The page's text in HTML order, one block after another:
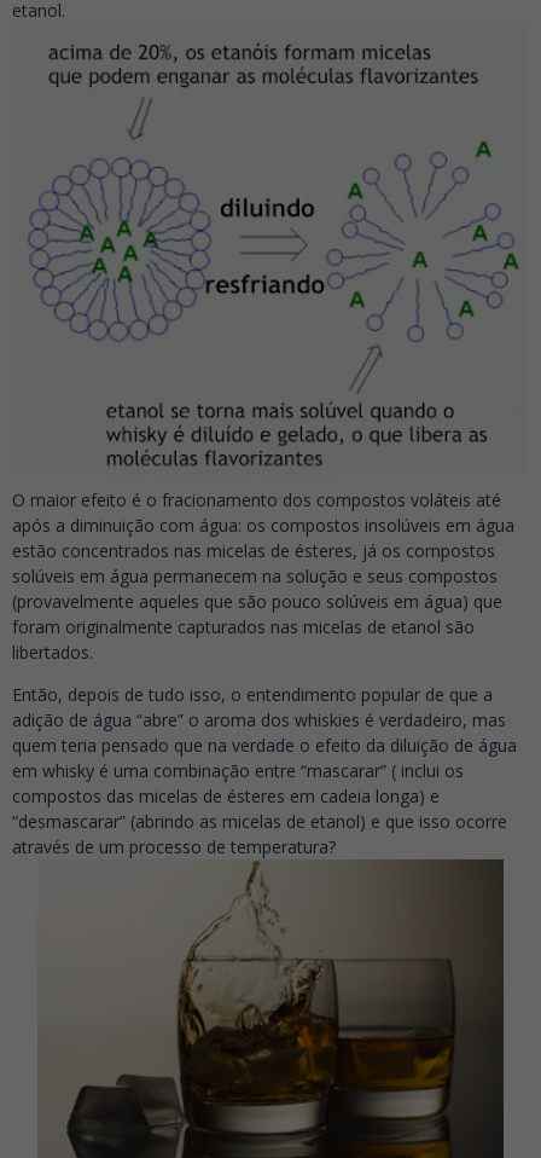
etanol.
O maior efeito é o fracionamento dos compostos voláteis até
após a diminuição com água: os compostos insolúveis em água
estão concentrados nas micelas de ésteres, já os compostos
solúveis em água permanecem na solução e seus compostos
(provavelmente aqueles que são pouco solúveis em água) que
foram originalmente capturados nas micelas de etanol são
libertados.
Então, depois de tudo isso, o entendimento popular de que a
adição de água “abre” o aroma dos whiskies é verdadeiro, mas
quem teria pensado que na verdade o efeito da diluição de água
em whisky é uma combinação entre “mascarar” ( inclui os
compostos das micelas de ésteres em cadeia longa) e
“desmascarar” (abrindo as micelas de etanol) e que isso ocorre
através de um processo de temperatura?